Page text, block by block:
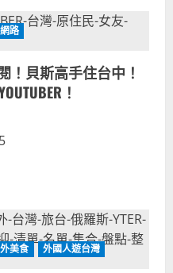
路
！貝斯高手住台中！
！
美食 外國人遊台灣